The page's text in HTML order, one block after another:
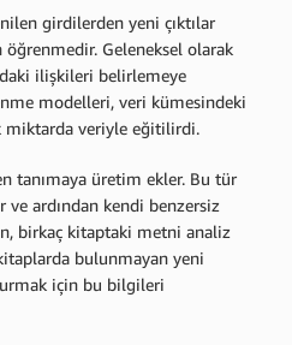
girdilerden yeni çıktılar
Geleneksel olarak
ilişkileri belirlemeye
modelleri, veri kümesindeki
miktarda veriyle eğitilirdi.
tanımaya üretim ekler. Bu tür
ardından kendi benzersiz
birkaç kitaptaki metni analiz
bulunmayan yeni
için bu bilgileri